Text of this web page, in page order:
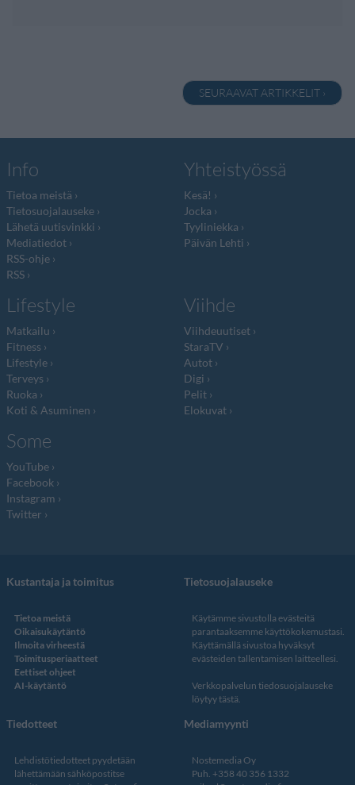
SEURAAVAT ARTIKKELIT ›
Info
Tietoa meistä
Tietosuojalauseke
Lähetä uutisvinkki
Mediatiedot
RSS-ohje
RSS
Yhteistyössä
Kesä!
Jocka
Tyyliniekka
Päivän Lehti
Lifestyle
Matkailu
Fitness
Lifestyle
Terveys
Ruoka
Koti & Asuminen
Viihde
Viihdeuutiset
StaraTV
Autot
Digi
Pelit
Elokuvat
Some
YouTube
Facebook
Instagram
Twitter
Kustantaja ja toimitus
Tietoa meistä
Oikaisukäytäntö
Ilmoita virheestä
Toimitusperiaatteet
Eettiset ohjeet
AI-käytäntö
Tietosuojalauseke
Käytämme sivustolla evästeitä
parantaaksemme käyttökokemustasi.
Käyttämällä sivustoa hyväksyt
evästeiden tallentamisen laitteellesi.
Verkkopalvelun tiedosuojalauseke
löytyy tästä
Tiedotteet
Lehdistötiedotteet pyydetään
lähettämään sähköpostitse
Mediamyynti
Nostemedia Oy
Puh. +358 40 356 1332